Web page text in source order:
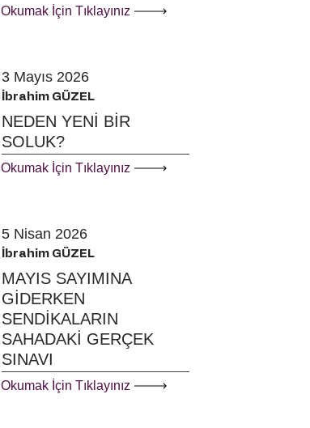
Okumak İçin Tıklayınız
3 Mayıs 2026
İbrahim GÜZEL
NEDEN YENİ BİR
SOLUK?
Okumak İçin Tıklayınız
5 Nisan 2026
İbrahim GÜZEL
MAYIS SAYIMINA
GİDERKEN
SENDİKALARIN
SAHADAKİ GERÇEK
SINAVI
Okumak İçin Tıklayınız